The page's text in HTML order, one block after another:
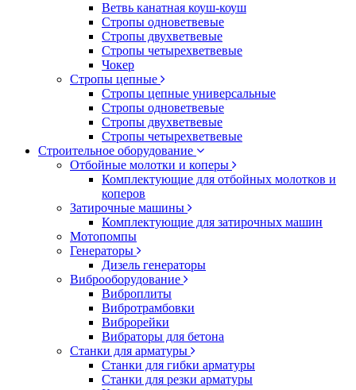
Ветвь канатная коуш-коуш
Стропы одноветвевые
Стропы двухветвевые
Стропы четырехветвевые
Чокер
Стропы цепные
Стропы цепные универсальные
Стропы одноветвевые
Стропы двухветвевые
Стропы четырехветвевые
Строительное оборудование
Отбойные молотки и коперы
Комплектующие для отбойных молотков и
коперов
Затирочные машины
Комплектующие для затирочных машин
Мотопомпы
Генераторы
Дизель генераторы
Виброоборудование
Виброплиты
Вибротрамбовки
Виброрейки
Вибраторы для бетона
Станки для арматуры
Станки для гибки арматуры
Станки для резки арматуры